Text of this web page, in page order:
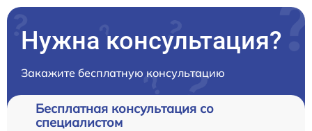
Нужна консультация?
Закажите бесплатную консультацию
Бесплатная консультация со
специалистом